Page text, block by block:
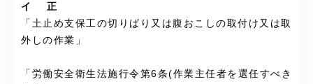
イ 正
「土止め支保工の切りばり又は腹おこしの取付け又は取
外しの作業」
「労働安全衛生法施行令第6条(作業主任者を選任すべき